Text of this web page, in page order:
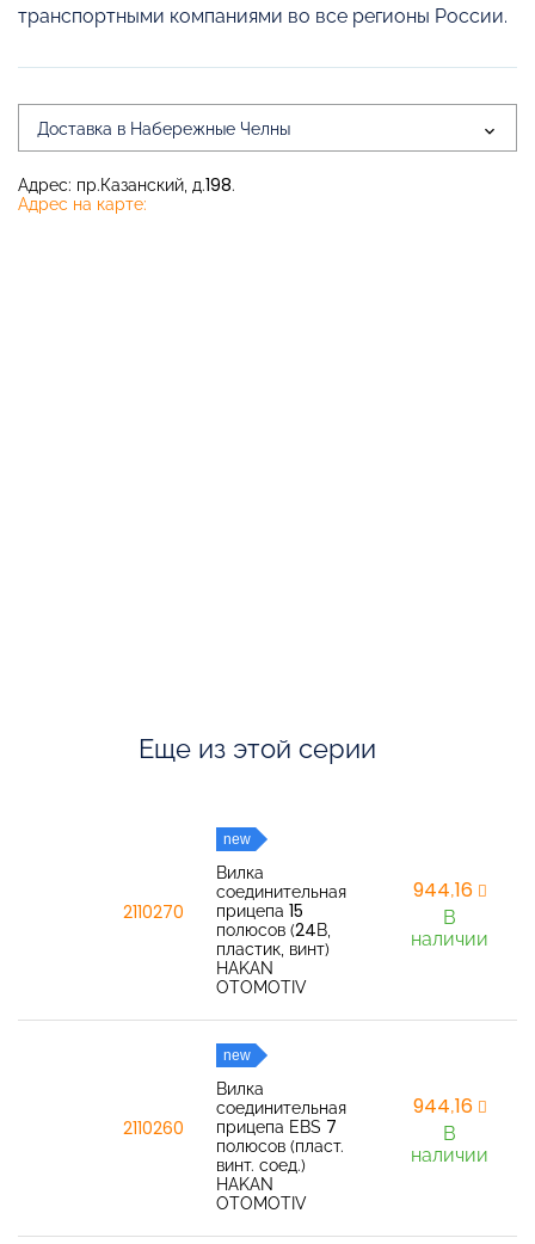
транспортными компаниями во все регионы России.
Доставка в Набережные Челны
Адрес: пр.Казанский, д.198.
Адрес на карте:
Еще из этой серии
2110270
new
Вилка
соединительная
прицепа 15
полюсов (24В,
пластик, винт)
HAKAN
OTOMOTIV
944,16
В
наличии
2110260
new
Вилка
соединительная
прицепа EBS 7
полюсов (пласт.
винт. соед.)
HAKAN
OTOMOTIV
944,16
В
наличии